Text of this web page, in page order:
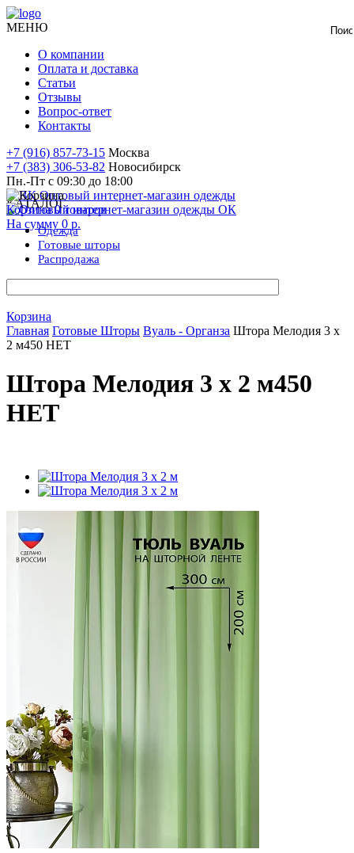
МЕНЮ
О компании
Оплата и доставка
Статьи
Отзывы
Вопрос-ответ
Контакты
+7 (916) 857-73-15 Москва
+7 (383) 306-53-82 Новосибирск
Пн.-Пт с 09:30 до 18:00
Корзина 0товаров
На сумму 0 р.
КАТАЛОГ
Одежда
Готовые шторы
Распродажа
Корзина
Главная Готовые Шторы Вуаль - Органза Штора Мелодия 3 х
2 м450 НЕТ
Штора Мелодия 3 х 2 м450
НЕТ